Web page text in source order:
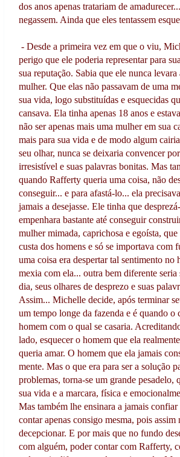
dos anos apenas tratariam de
negassem. Ainda que eles tentassem
- Desde a primeira vez em que o viu,
perigo que ele poderia representar para
sua reputação. Sabia que ele nunca levara
mulher. Que elas não passavam de uma
sua vida, logo substituídas e esquecidas
cansava. Ela tinha apenas 18 anos e
não ser apenas mais uma mulher em sua
mais para sua vida e de modo algum
seu olhar, nunca se deixaria convencer
irresistível e suas palavras bonitas. Mas
quando Rafferty queria uma coisa, não
conseguir... e para afastá-lo... ela
jamais a desejasse. Ele tinha que
empenhara bastante até conseguir
mulher mimada, caprichosa e egoísta,
custa dos homens e só se importava com
uma coisa era despertar tal sentimento no
mexia com ela... outra bem diferente seria
dia, seus olhares de desprezo e suas
Assim... Michelle decide, após terminar
um tempo longe da fazenda e é quando o
homem com o qual se casaria.
lado, esquecer o homem que ela
queria amar. O homem que ela jamais
mente. Mas o que era para ser a solução
problemas, torna-se um grande pesadelo,
sua vida e a marcara, física e
Mas também lhe ensinara a jamais
contar apenas consigo mesma, pois assim
decepcionar. E por mais que no fundo
com alguém, poder contar com Rafferty,